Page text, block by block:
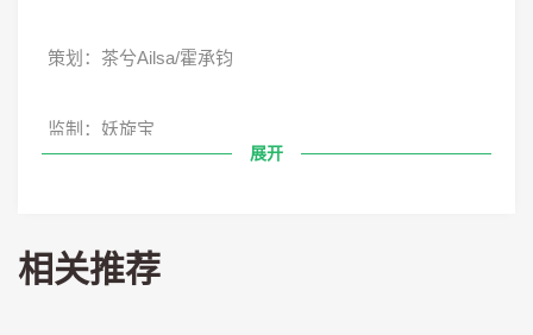
策划：茶兮Ailsa/霍承钧
监制：妖旋宝
美工：焚嗔
展开
相关推荐